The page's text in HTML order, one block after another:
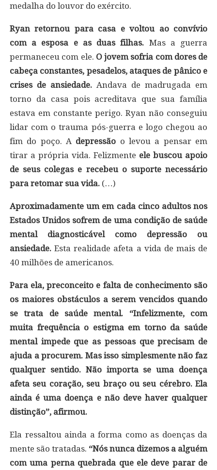
medalha do louvor do exército.
Ryan retornou para casa e voltou ao convívio
com a esposa e as duas filhas. Mas a guerra
permaneceu com ele. O jovem sofria com dores de
cabeça constantes, pesadelos, ataques de pânico e
crises de ansiedade. Andava de madrugada em
torno da casa pois acreditava que sua família
estava em constante perigo. Ryan não conseguiu
lidar com o trauma pós-guerra e logo chegou ao
fim do poço. A depressão o levou a pensar em
tirar a própria vida. Felizmente ele buscou apoio
de seus colegas e recebeu o suporte necessário
para retomar sua vida. (…)
Aproximadamente um em cada cinco adultos nos
Estados Unidos sofrem de uma condição de saúde
mental diagnosticável como depressão ou
ansiedade. Esta realidade afeta a vida de mais de
40 milhões de americanos.
Para ela, preconceito e falta de conhecimento são
os maiores obstáculos a serem vencidos quando
se trata de saúde mental. “Infelizmente, com
muita frequência o estigma em torno da saúde
mental impede que as pessoas que precisam de
ajuda a procurem. Mas isso simplesmente não faz
qualquer sentido. Não importa se uma doença
afeta seu coração, seu braço ou seu cérebro. Ela
ainda é uma doença e não deve haver qualquer
distinção”, afirmou.
Ela ressaltou ainda a forma como as doenças da
mente são tratadas. “Nós nunca dizemos a alguém
com uma perna quebrada que ele deve parar de